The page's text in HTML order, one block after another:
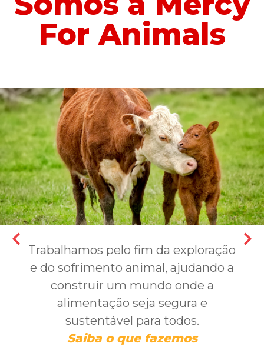
For Animals
Trabalhamos pelo fim da exploração
e do sofrimento animal, ajudando a
construir um mundo onde a
alimentação seja segura e
sustentável para todos.
Saiba o que fazemos